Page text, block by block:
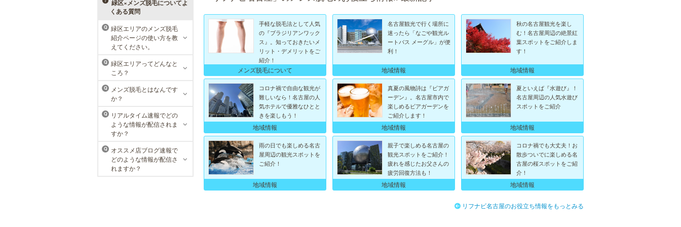
スも多数！
MEN’S TBC 名古屋本店
メンズTBCは、創業以来男性の健康
的な美を追究してきました。豊富な
脱毛メニューを始め、フェイシャル
ケア、下腹引き締め等、各種お得な
体験コースを取り揃えています。選
べる種類の多さで初めての方も安心
緑区×メンズ脱毛についてよ
くある質問
Q
緑区エリアのメンズ脱毛
紹介ページの使い方を教
えてください。
Q
緑区エリアってどんなと
ころ？
Q
メンズ脱毛とはなんです
か？
Q
リアルタイム速報でどの
ような情報が配信されま
すか？
Q
オススメ店ブログ速報で
どのような情報が配信さ
れますか？
手軽な脱毛法として人気
の『ブラジリアンワック
ス』。知っておきたいメ
リット・デメリットをご
紹介！
メンズ脱毛について
名古屋観光で行く場所に
迷ったら「なごや観光ル
ートバス メーグル」が便
利！
地域情報
秋の名古屋観光を楽し
む！名古屋周辺の絶景紅
葉スポットをご紹介しま
す！
地域情報
コロナ禍で自由な観光が
難しいなら！名古屋の人
気ホテルで優雅なひとと
きを楽しもう！
地域情報
真夏の風物詩は『ビアガ
ーデン』。名古屋市内で
楽しめるビアガーデンを
ご紹介します！
地域情報
夏といえば『水遊び』！
名古屋周辺の人気水遊び
スポットをご紹介
地域情報
雨の日でも楽しめる名古
屋周辺の観光スポットを
ご紹介！
地域情報
親子で楽しめる名古屋の
観光スポットをご紹介！
疲れを感じたお父さんの
疲労回復方法も！
地域情報
コロナ禍でも大丈夫！お
散歩ついでに楽しめる名
古屋の桜スポットをご紹
介！
地域情報
リフナビ名古屋のお役立ち情報をもっとみる